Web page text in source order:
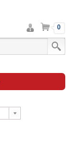
Intra
in
cont
Cos 0